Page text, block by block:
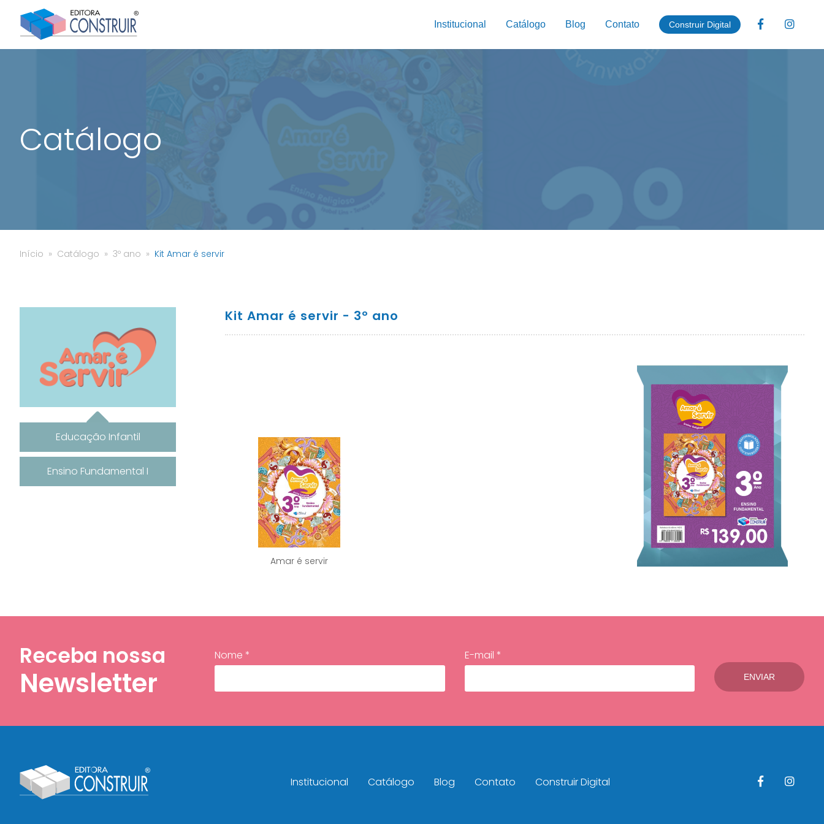
Institucional Catálogo Blog Contato Construir Digital
Catálogo
Início Catálogo 3º ano Kit Amar é servir
Educação Infantil
Ensino Fundamental I
Kit Amar é servir - 3º ano
Amar é servir
Receba nossa
Newsletter
Nome * E-mail *
Institucional Catálogo Blog Contato Construir Digital